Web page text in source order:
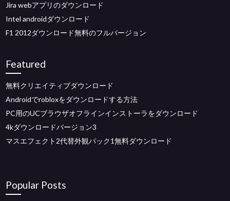
Jira webアプリのダウンロード
Intel androidダウンロード
F1 2012ダウンロード無料のフルバージョン
Featured
無料クリエイティブダウンロード
Androidでrobloxをダウンロードする方法
PC用のUCブラウザオフラインインストーラをダウンロード
4kダウンロードバージョン3
マスエフェクト2代替外観パック1無料ダウンロード
Popular Posts